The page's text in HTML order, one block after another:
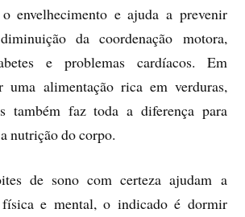
envelhecimento e ajuda a prevenir
da coordenação motora,
e problemas cardíacos. Em
uma alimentação rica em verduras,
também faz toda a diferença para
nutrição do corpo.
de sono com certeza ajudam a
e mental, o indicado é dormir